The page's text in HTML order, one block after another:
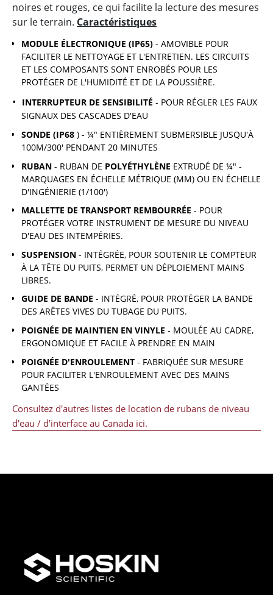
noires et rouges, ce qui facilite la lecture des mesures
sur le terrain. Caractéristiques
MODULE ÉLECTRONIQUE (IP65) - AMOVIBLE POUR
FACILITER LE NETTOYAGE ET L'ENTRETIEN. LES CIRCUITS
ET LES COMPOSANTS SONT ENROBÉS POUR LES
PROTÉGER DE L'HUMIDITÉ ET DE LA POUSSIÈRE.
INTERRUPTEUR DE SENSIBILITÉ - POUR RÉGLER LES FAUX
SIGNAUX DES CASCADES D'EAU
SONDE (IP68 ) - ¼" ENTIÈREMENT SUBMERSIBLE JUSQU'À
100M/300' PENDANT 20 MINUTES
RUBAN - RUBAN DE POLYÉTHYLÈNE EXTRUDÉ DE ¼" -
MARQUAGES EN ÉCHELLE MÉTRIQUE (MM) OU EN ÉCHELLE
D'INGÉNIERIE (1/100')
MALLETTE DE TRANSPORT REMBOURRÉE - POUR
PROTÉGER VOTRE INSTRUMENT DE MESURE DU NIVEAU
D'EAU DES INTEMPÉRIES.
SUSPENSION - INTÉGRÉE, POUR SOUTENIR LE COMPTEUR
À LA TÊTE DU PUITS, PERMET UN DÉPLOIEMENT MAINS
LIBRES.
GUIDE DE BANDE - INTÉGRÉ, POUR PROTÉGER LA BANDE
DES ARÊTES VIVES DU TUBAGE DU PUITS.
POIGNÉE DE MAINTIEN EN VINYLE - MOULÉE AU CADRE,
ERGONOMIQUE ET FACILE À PRENDRE EN MAIN
POIGNÉE D'ENROULEMENT - FABRIQUÉE SUR MESURE
POUR FACILITER L'ENROULEMENT AVEC DES MAINS
GANTÉES
Consultez d'autres listes de location de rubans de niveau
d'eau / d'interface au Canada ici.